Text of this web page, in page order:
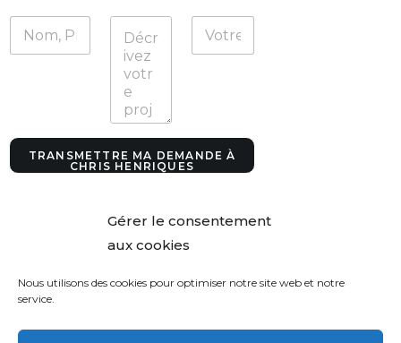
Gérer le consentement
aux cookies
Nous utilisons des cookies pour optimiser notre site web et notre
service.
e
n
d
TRANSMETTRE MA DEMANDE À
CHRIS HENRIQUES